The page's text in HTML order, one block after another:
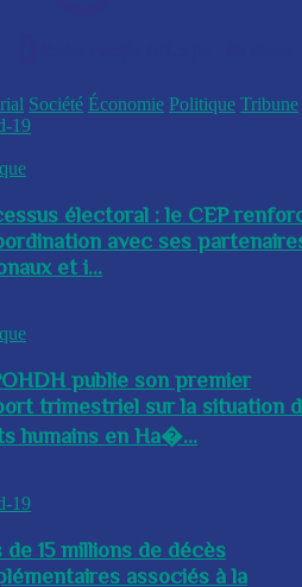
Société Économie Politique Tribune
19
électoral : le CEP
avec ses
et i...
publie son premier
trimestriel sur la situation
humains en Ha�...
19
de 15 millions de décès
associés à la